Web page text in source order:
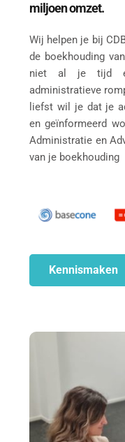
miljoen omzet.
Wij helpen je bij
de boekhouding
niet al je tijd
administratieve
liefst wil je dat je
en geïnformeerd
Administratie en
van je boekhouding
Kennismaken